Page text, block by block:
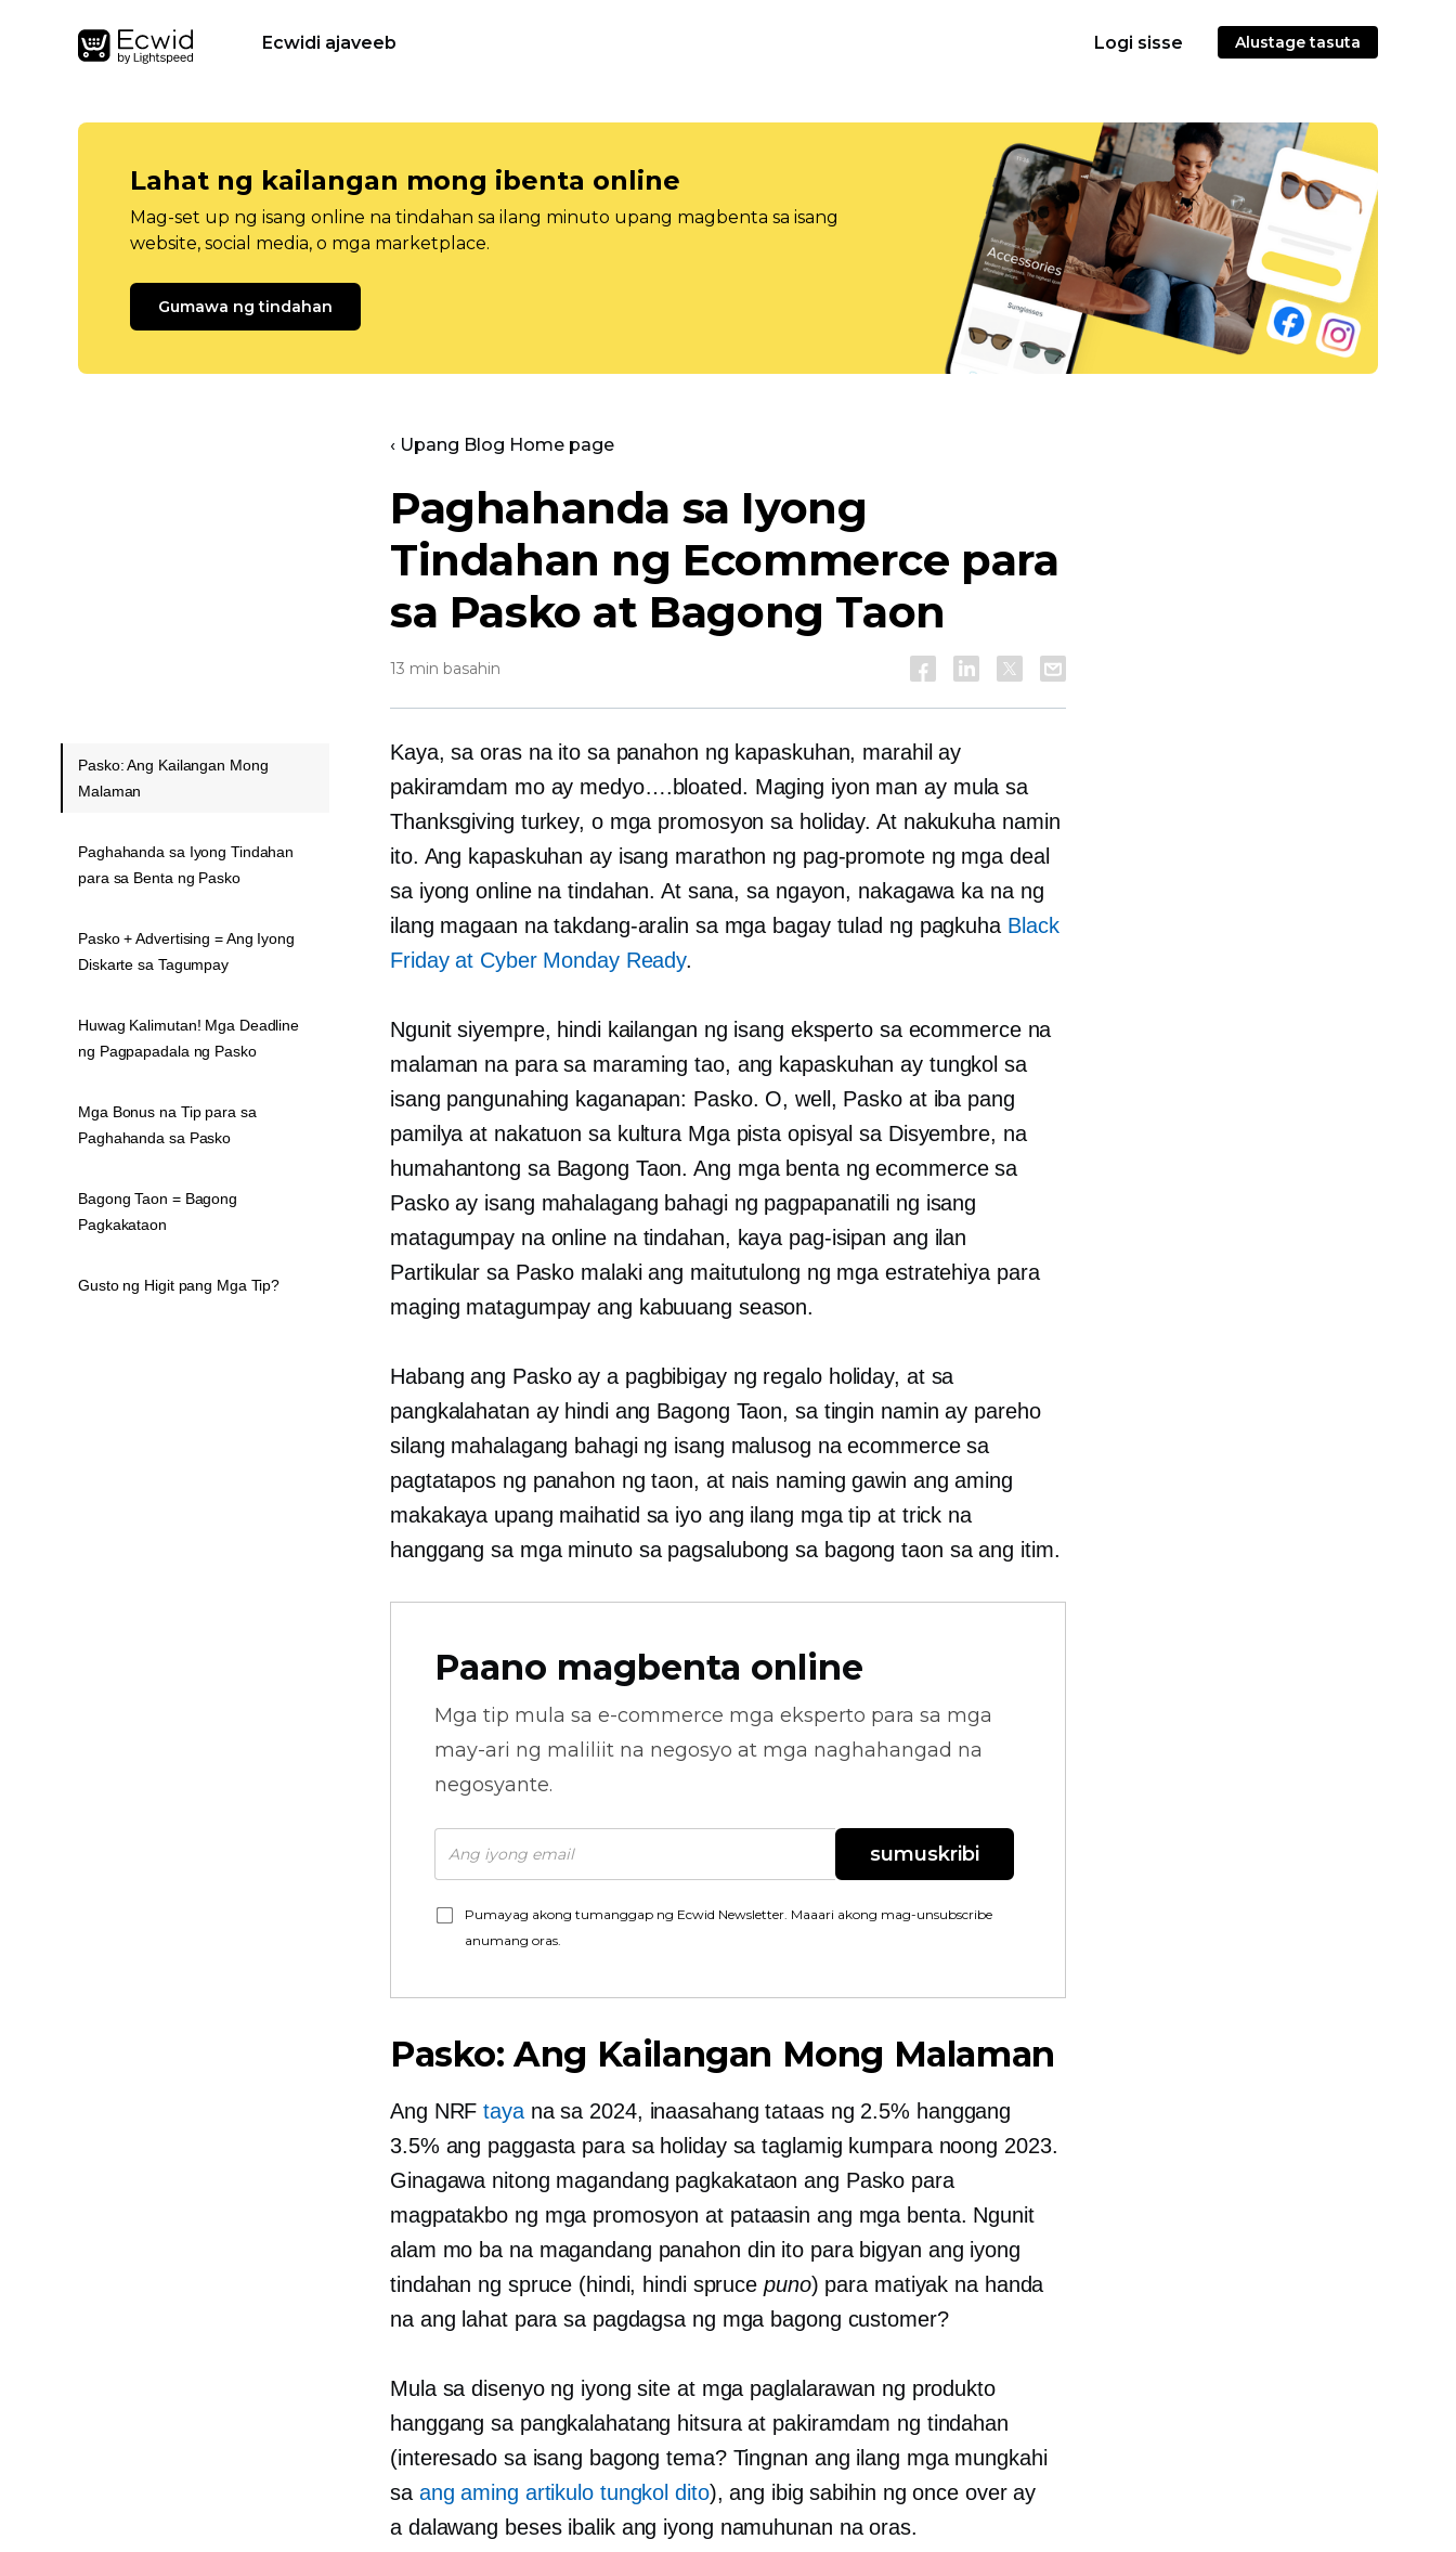
Ecwidi ajaveeb Logi sisse Alustage tasuta
Lahat ng kailangan mong ibenta online
Mag-set up ng isang online na tindahan sa ilang minuto upang magbenta sa isang
website, social media, o mga marketplace.
Gumawa ng tindahan
‹ Upang Blog Home page
Paghahanda sa Iyong
Tindahan ng Ecommerce para
sa Pasko at Bagong Taon
13 min basahin
Kaya, sa oras na ito sa panahon ng kapaskuhan, marahil ay
pakiramdam mo ay medyo….bloated. Maging iyon man ay mula sa
Thanksgiving turkey, o mga promosyon sa holiday. At nakukuha namin
ito. Ang kapaskuhan ay isang marathon ng pag-promote ng mga deal
sa iyong online na tindahan. At sana, sa ngayon, nakagawa ka na ng
ilang magaan na takdang-aralin sa mga bagay tulad ng pagkuha Black
Friday at Cyber ​​Monday Ready.
Ngunit siyempre, hindi kailangan ng isang eksperto sa ecommerce na
malaman na para sa maraming tao, ang kapaskuhan ay tungkol sa
isang pangunahing kaganapan: Pasko. O, well, Pasko at iba pang
pamilya at nakatuon sa kultura Mga pista opisyal sa Disyembre, na
humahantong sa Bagong Taon. Ang mga benta ng ecommerce sa
Pasko ay isang mahalagang bahagi ng pagpapanatili ng isang
matagumpay na online na tindahan, kaya pag-isipan ang ilan
Partikular sa Pasko malaki ang maitutulong ng mga estratehiya para
maging matagumpay ang kabuuang season.
Habang ang Pasko ay a pagbibigay ng regaloholiday, at sa
pangkalahatan ay hindi ang Bagong Taon, sa tingin namin ay pareho
silang mahalagang bahagi ng isang malusog na ecommerce sa
pagtatapos ng panahon ng taon, at nais naming gawin ang aming
makakaya upang maihatid sa iyo ang ilang mga tip at trick na
hanggang sa mga minuto sa pagsalubong sa bagong taon sa ang itim.
Paano magbenta online
Mga tip mula sa e-commerce mga eksperto para sa mga
may-ari ng maliliit na negosyo at mga naghahangad na
negosyante.
sumuskribi
Pumayag akong tumanggap ng Ecwid Newsletter. Maaari akong mag-unsubscribe
anumang oras.
Pasko: Ang Kailangan Mong Malaman
Ang NRFtayana sa 2024, inaasahang tataas ng 2.5% hanggang
3.5% ang paggasta para sa holiday sa taglamig kumpara noong 2023.
Ginagawa nitong magandang pagkakataon ang Pasko para
magpatakbo ng mga promosyon at pataasin ang mga benta. Ngunit
alam mo ba na magandang panahon din ito para bigyan ang iyong
tindahan ng spruce (hindi, hindi spruce puno) para matiyak na handa
na ang lahat para sa pagdagsa ng mga bagong customer?
Mula sa disenyo ng iyong site at mga paglalarawan ng produkto
hanggang sa pangkalahatang hitsura at pakiramdam ng tindahan
(interesado sa isang bagong tema? Tingnan ang ilang mga mungkahi
sa ang aming artikulo tungkol dito), ang ibig sabihin ng once over ay
a dalawang besesibalik ang iyong namuhunan na oras.
Pasko: Ang Kailangan Mong
Malaman
Paghahanda sa Iyong Tindahan
para sa Benta ng Pasko
Pasko + Advertising = Ang Iyong
Diskarte sa Tagumpay
Huwag Kalimutan! Mga Deadline
ng Pagpapadala ng Pasko
Mga Bonus na Tip para sa
Paghahanda sa Pasko
Bagong Taon = Bagong
Pagkakataon
Gusto ng Higit pang Mga Tip?